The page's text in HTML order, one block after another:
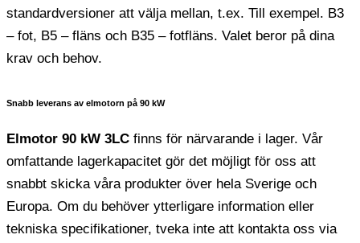
standardversioner att välja mellan, t.ex. Till exempel. B3
– fot, B5 – fläns och B35 – fotfläns. Valet beror på dina
krav och behov.
Snabb leverans av elmotorn på 90 kW
Elmotor 90 kW 3LC finns för närvarande i lager. Vår
omfattande lagerkapacitet gör det möjligt för oss att
snabbt skicka våra produkter över hela Sverige och
Europa. Om du behöver ytterligare information eller
tekniska specifikationer, tveka inte att kontakta oss via